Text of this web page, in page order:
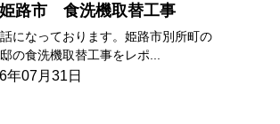
姫路市 食洗機取替工事
になっております。姫路市別所町の
の食洗機取替工事をレポ...
年07月31日